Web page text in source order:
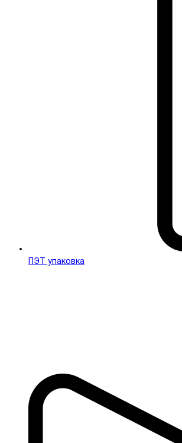
ПЭТ упаковка